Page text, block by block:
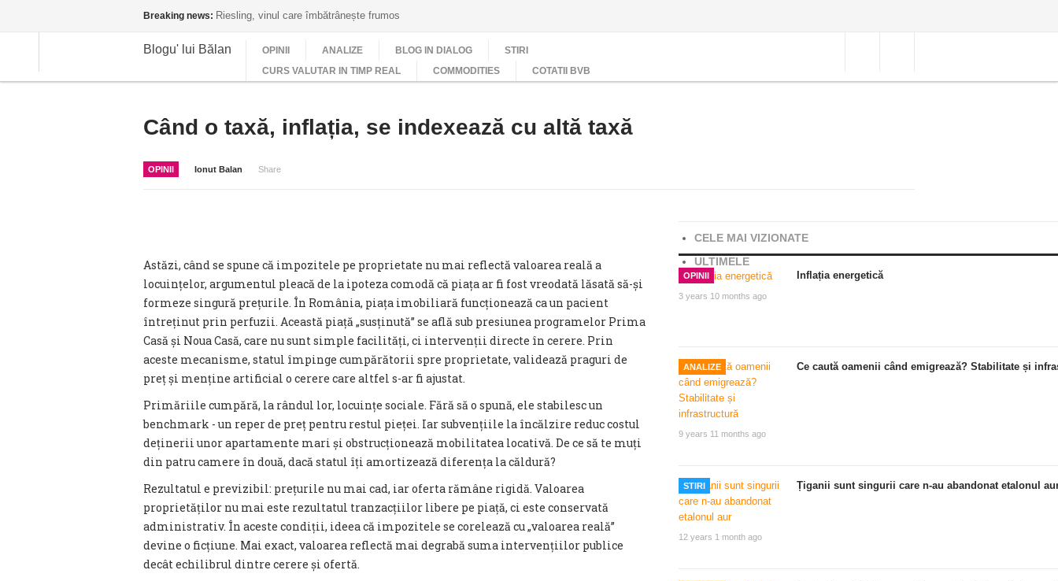
Breaking news: Riesling, vinul care îmbătrânește frumos
Blogu' lui Bălan OPINII ANALIZE BLOG IN DIALOG
STIRI
CURS VALUTAR IN TIMP REAL
COMMODITIES COTATII BVB
Când o taxă, inflația, se indexează cu altă taxă
OPINII Ionut Balan Share
Astăzi, când se spune că impozitele pe proprietate nu mai reflectă valoarea reală a
locuințelor, argumentul pleacă de la ipoteza comodă că piața ar fi fost vreodată lăsată să-și
formeze singură prețurile. În România, piața imobiliară funcționează ca un pacient
întreținut prin perfuzii. Această piață „susținută” se află sub presiunea programelor Prima
Casă și Noua Casă, care nu sunt simple facilități, ci intervenții directe în cerere. Prin
aceste mecanisme, statul împinge cumpărătorii spre proprietate, validează praguri de
preț și menține artificial o cerere care altfel s-ar fi ajustat.
Primăriile cumpără, la rândul lor, locuințe sociale. Fără să o spună, ele stabilesc un
benchmark - un reper de preț pentru restul pieței. Iar subvențiile la încălzire reduc costul
deținerii unor apartamente mari și obstrucționează mobilitatea locativă. De ce să te muți
din patru camere în două, dacă statul îți amortizează diferența la căldură?
Rezultatul e previzibil: prețurile nu mai cad, iar oferta rămâne rigidă. Valoarea
proprietăților nu mai este rezultatul tranzacțiilor libere pe piață, ci este conservată
administrativ. În aceste condiții, ideea că impozitele se corelează cu „valoarea reală”
devine o ficțiune. Mai exact, valoarea reflectă mai degrabă suma intervențiilor publice
decât echilibrul dintre cerere și ofertă.
CELE MAI VIZIONATE
ULTIMELE
OPINII
3 years 10 months ago
Inflația energetică
ANALIZE
9 years 11 months ago
Ce caută oamenii când emigrează? Stabilitate și
STIRI
12 years 1 month ago
Țiganii sunt singurii care n-au abandonat etalonul